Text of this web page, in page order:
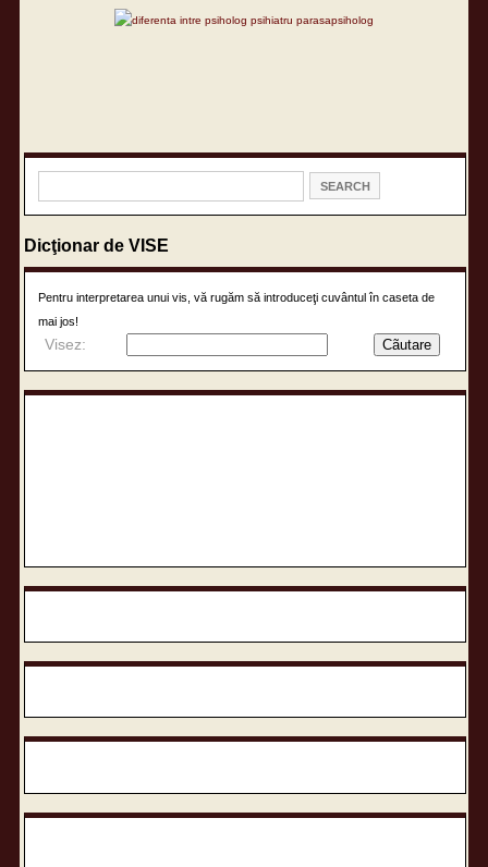
Dicţionar de VISE
Pentru interpretarea unui vis, vă rugăm să introduceţi cuvântul în caseta de
mai jos!
Visez: